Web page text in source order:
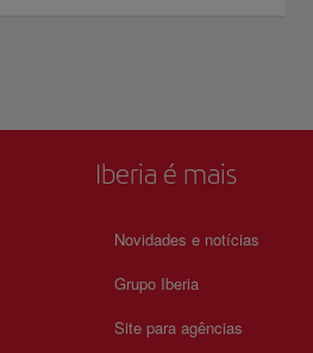
Iberia é mais
Novidades e notícias
Grupo Iberia
Site para agências